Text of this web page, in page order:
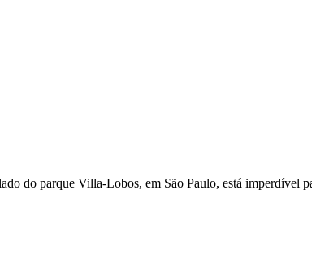
do parque Villa-Lobos, em São Paulo, está imperdível